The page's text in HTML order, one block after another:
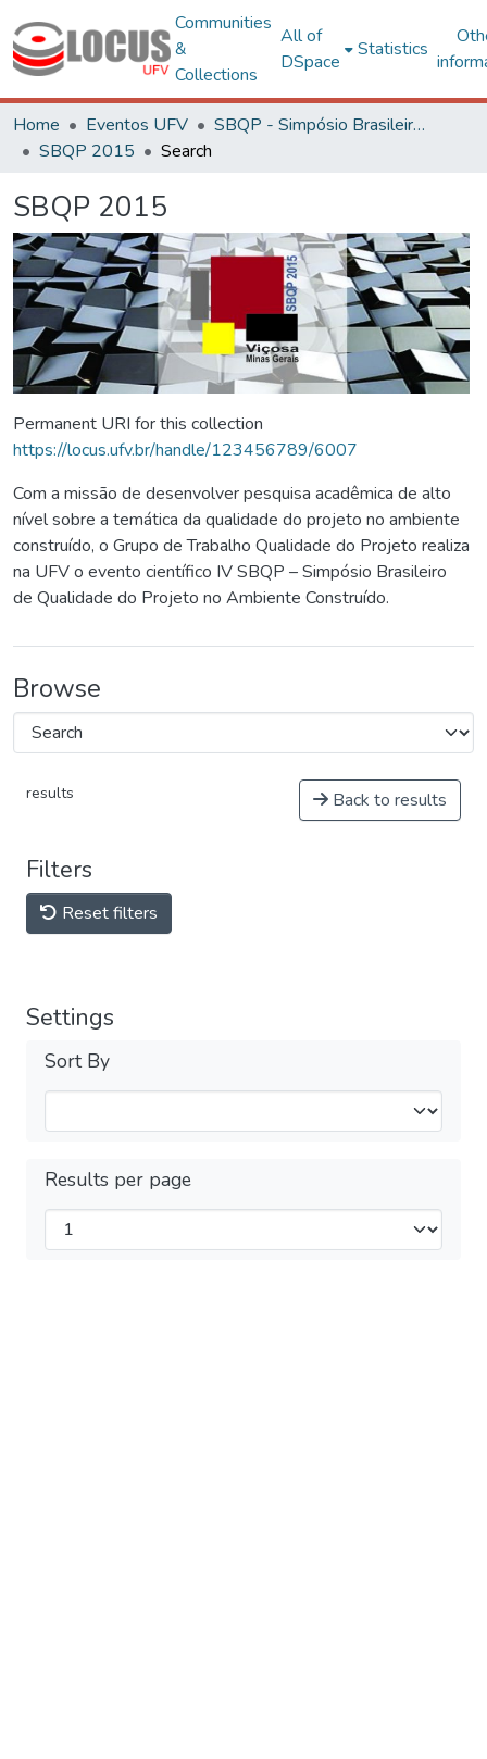
Communities
&
Collections
All of
DSpace
Statistics
Home Eventos UFV
SBQP - Simpósio Brasileiro de Qualidade do Projeto no Ambiente Construído
SBQP 2015
Search
SBQP 2015
Permanent URI for this collection
https://locus.ufv.br/handle/123456789/6007
Com a missão de desenvolver pesquisa acadêmica de alto
nível sobre a temática da qualidade do projeto no ambiente
construído, o Grupo de Trabalho Qualidade do Projeto realiza
na UFV o evento científico IV SBQP – Simpósio Brasileiro
de Qualidade do Projeto no Ambiente Construído.
Browse
results Back to results
Filters
Reset filters
Settings
Sort By
Results per page